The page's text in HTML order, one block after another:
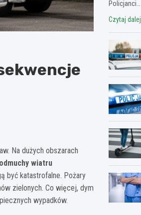
Na dużych obszarach
wiatru
być katastrofalne. Pożary
zielonych. Co więcej, dym
wypadków.
Policjanci…
Czytaj dalej